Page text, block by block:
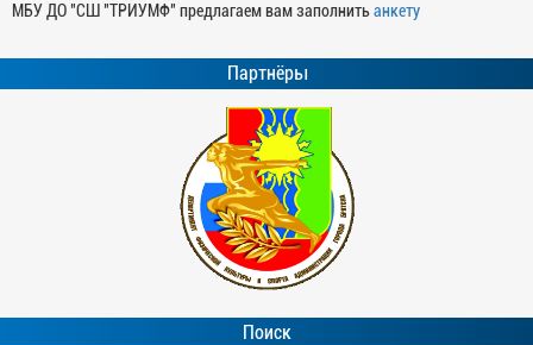
МБУ ДО "СШ "ТРИУМФ" предлагаем вам заполнитьанкету
Партнёры
Поиск